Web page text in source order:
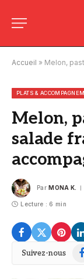
Accueil » Melon,
PLATS &
Melon,
salade
Par MONA K.
Lecture : 6 min
Suivez-nous